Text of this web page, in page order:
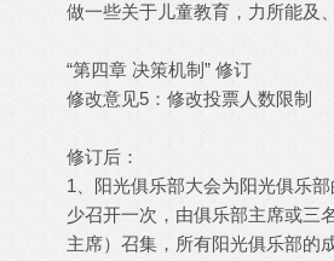
做一些关于儿童教育，力所能及
“第四章 决策机制” 修订
修改意见5：修改投票人数限制
修订后：
1、阳光俱乐部大会为阳光俱乐
少召开一次，由俱乐部主席或三
主席）召集，所有阳光俱乐部的